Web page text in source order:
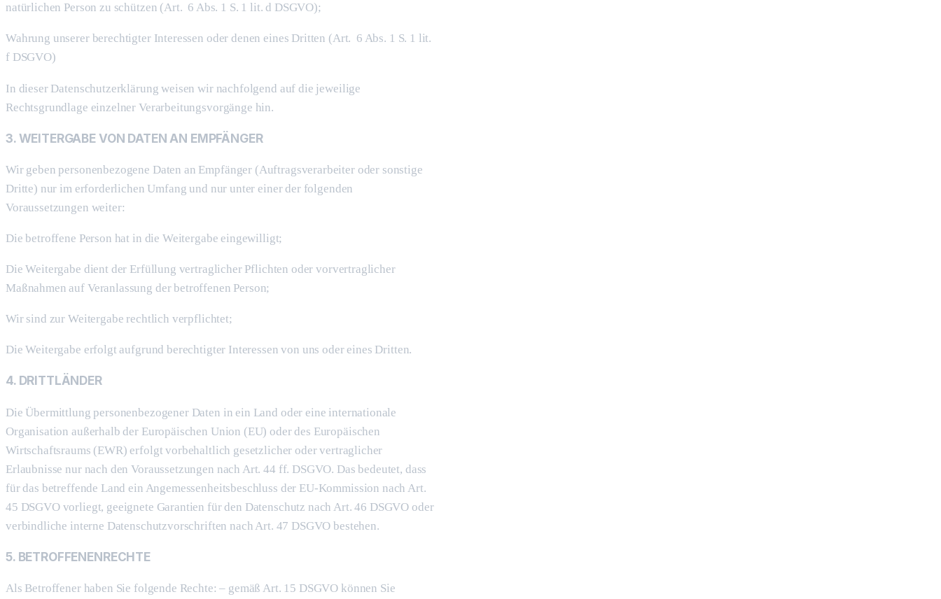
natürlichen Person zu schützen (Art. 6 Abs. 1 S. 1 lit. d DSGVO);
Wahrung unserer berechtigter Interessen oder denen eines Dritten (Art. 6 Abs. 1 S. 1 lit.
f DSGVO)
In dieser Datenschutzerklärung weisen wir nachfolgend auf die jeweilige
Rechtsgrundlage einzelner Verarbeitungsvorgänge hin.
3. WEITERGABE VON DATEN AN EMPFÄNGER
Wir geben personenbezogene Daten an Empfänger (Auftragsverarbeiter oder sonstige
Dritte) nur im erforderlichen Umfang und nur unter einer der folgenden
Voraussetzungen weiter:
Die betroffene Person hat in die Weitergabe eingewilligt;
Die Weitergabe dient der Erfüllung vertraglicher Pflichten oder vorvertraglicher
Maßnahmen auf Veranlassung der betroffenen Person;
Wir sind zur Weitergabe rechtlich verpflichtet;
Die Weitergabe erfolgt aufgrund berechtigter Interessen von uns oder eines Dritten.
4. DRITTLÄNDER
Die Übermittlung personenbezogener Daten in ein Land oder eine internationale
Organisation außerhalb der Europäischen Union (EU) oder des Europäischen
Wirtschaftsraums (EWR) erfolgt vorbehaltlich gesetzlicher oder vertraglicher
Erlaubnisse nur nach den Voraussetzungen nach Art. 44 ff. DSGVO. Das bedeutet, dass
für das betreffende Land ein Angemessenheitsbeschluss der EU-Kommission nach Art.
45 DSGVO vorliegt, geeignete Garantien für den Datenschutz nach Art. 46 DSGVO oder
verbindliche interne Datenschutzvorschriften nach Art. 47 DSGVO bestehen.
5. BETROFFENENRECHTE
Als Betroffener haben Sie folgende Rechte: – gemäß Art. 15 DSGVO können Sie